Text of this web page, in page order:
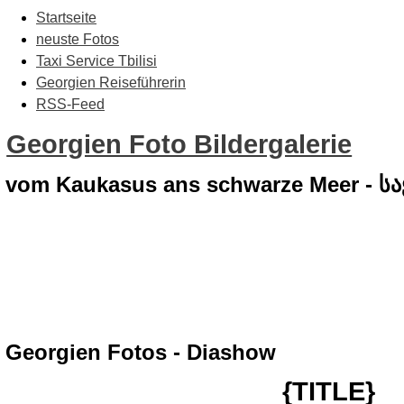
Startseite
neuste Fotos
Taxi Service Tbilisi
Georgien Reiseführerin
RSS-Feed
Georgien Foto Bildergalerie
vom Kaukasus ans schwarze Meer -
Georgien Fotos - Diashow
{TITLE}